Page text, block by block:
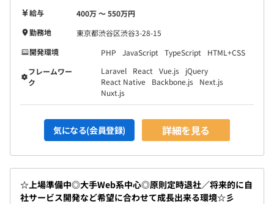
給与
400万 〜 550万円
勤務地
東京都渋谷区渋谷3-28-15
開発環境
PHP JavaScript TypeScript
HTML+CSS
フレームワー
ク
Laravel React Vue.js
jQuery
React Native
Backbone.js
Next.js
Nuxt.js
気になる(会員登録) 詳細を見る
☆上場準備中◎大手Web系中心◎原則定時退社／将来的に自
社サービス開発など希望に合わせて成長出来る環境☆彡